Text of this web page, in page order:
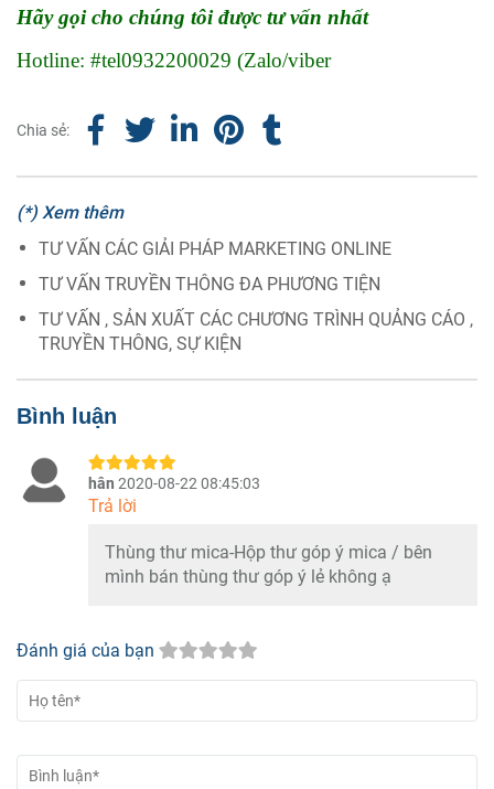
Hãy gọi cho chúng tôi được tư vấn nhất
Hotline: #tel0932200029 (Zalo/viber
Chia sẻ:
(*) Xem thêm
TƯ VẤN CÁC GIẢI PHÁP MARKETING ONLINE
TƯ VẤN TRUYỀN THÔNG ĐA PHƯƠNG TIỆN
TƯ VẤN , SẢN XUẤT CÁC CHƯƠNG TRÌNH QUẢNG CÁO ,
TRUYỀN THÔNG, SỰ KIỆN
Bình luận
hân 2020-08-22 08:45:03
Trả lời
Thùng thư mica-Hộp thư góp ý mica / bên
mình bán thùng thư góp ý lẻ không ạ
Đánh giá của bạn